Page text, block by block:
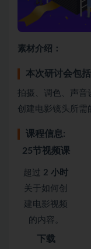
素材介绍：
本次研讨会包
拍摄、调色、声音
创建电影镜头所需
课程信息:
25节视频课
超过 2 小时
关于如何创
建电影视频
的内容。
下载